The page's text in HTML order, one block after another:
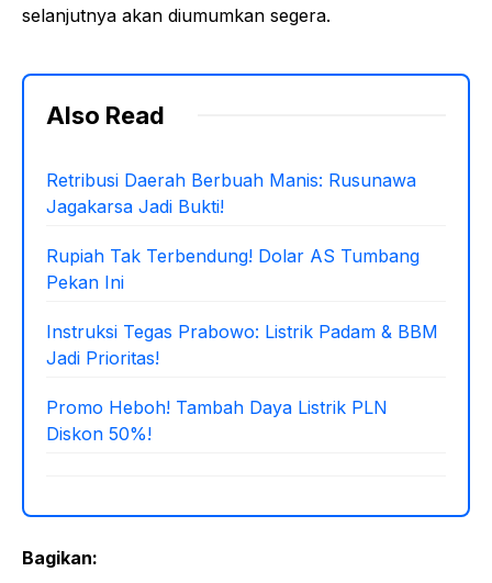
selanjutnya akan diumumkan segera.
Also Read
Retribusi Daerah Berbuah Manis: Rusunawa
Jagakarsa Jadi Bukti!
Rupiah Tak Terbendung! Dolar AS Tumbang
Pekan Ini
Instruksi Tegas Prabowo: Listrik Padam & BBM
Jadi Prioritas!
Promo Heboh! Tambah Daya Listrik PLN
Diskon 50%!
Bagikan: